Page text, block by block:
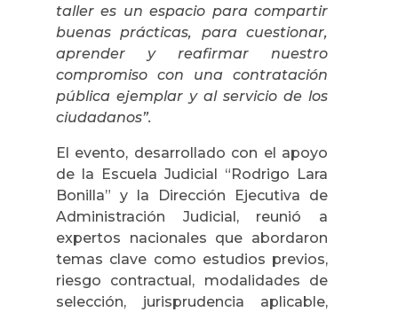
taller es un espacio para compartir
buenas prácticas, para cuestionar,
aprender y reafirmar nuestro
compromiso con una contratación
pública ejemplar y al servicio de los
ciudadanos”.
El evento, desarrollado con el apoyo
de la Escuela Judicial “Rodrigo Lara
Bonilla” y la Dirección Ejecutiva de
Administración Judicial, reunió a
expertos nacionales que abordaron
temas clave como estudios previos,
riesgo contractual, modalidades de
selección, jurisprudencia aplicable,